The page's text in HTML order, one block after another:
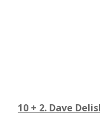
10 + 2. Dave